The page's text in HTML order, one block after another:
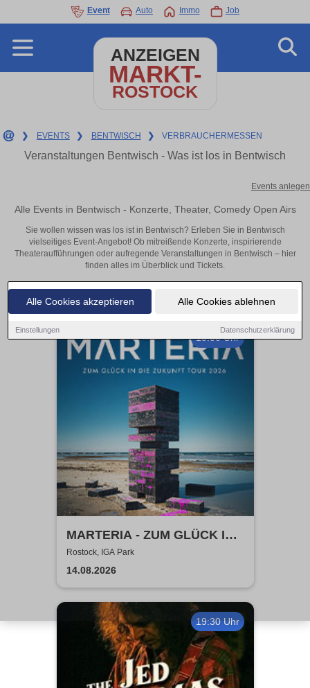
Alle Cookies akzeptieren Alle Cookies ablehnen
Einstellungen Datenschutzerklärung
Event Auto Immo Job
ANZEIGEN
MARKT-
ROSTOCK
❯ EVENTS ❯ BENTWISCH ❯ VERBRAUCHERMESSEN
Veranstaltungen Bentwisch - Was ist los in Bentwisch
Events anlegen
Alle Events in Bentwisch - Konzerte, Theater, Comedy Open Airs
Sie wollen wissen was los ist in Bentwisch? Erleben Sie in Bentwisch
vielseitiges Event-Angebot! Ob mitreißende Konzerte, inspirierende
Theateraufführungen oder aufregende Veranstaltungen in Bentwisch – hier
finden alles im Überblick und Tickets.
19:00 Uhr
MARTERIA - ZUM GLÜCK IN
DIE ZUKUNFT TOUR 2026
Rostock, IGA Park
14.08.2026
19:30 Uhr